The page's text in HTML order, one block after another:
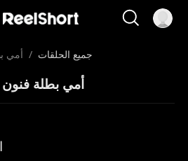
أمي / جميع الحلقات
أمي بطلة فنون